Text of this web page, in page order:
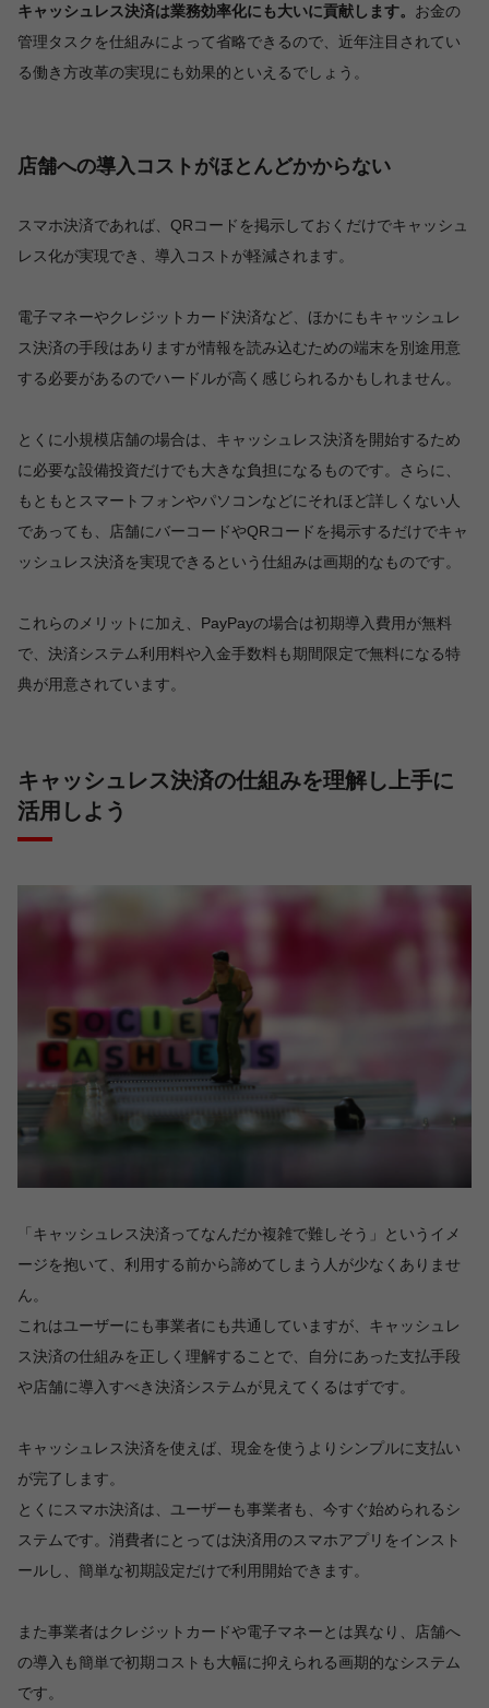
キャッシュレス決済は業務効率化にも大いに貢献します。 お金の
管理タスクを仕組みによって省略できるので、近年注目されてい
る働き方改革の実現にも効果的といえるでしょう。
店舗への導入コストがほとんどかからない
スマホ決済であれば、QRコードを掲示しておくだけでキャッシュ
レス化が実現でき、導入コストが軽減されます。
電子マネーやクレジットカード決済など、ほかにもキャッシュレ
ス決済の手段はありますが情報を読み込むための端末を別途用意
する必要があるのでハードルが高く感じられるかもしれません。
とくに小規模店舗の場合は、キャッシュレス決済を開始するため
に必要な設備投資だけでも大きな負担になるものです。さらに、
もともとスマートフォンやパソコンなどにそれほど詳しくない人
であっても、店舗にバーコードやQRコードを掲示するだけでキャ
ッシュレス決済を実現できるという仕組みは画期的なものです。
これらのメリットに加え、PayPayの場合は初期導入費用が無料
で、決済システム利用料や入金手数料も期間限定で無料になる特
典が用意されています。
キャッシュレス決済の仕組みを理解し上手に
活用しよう
「キャッシュレス決済ってなんだか複雑で難しそう」というイメ
ージを抱いて、利用する前から諦めてしまう人が少なくありませ
ん。
これはユーザーにも事業者にも共通していますが、キャッシュレ
ス決済の仕組みを正しく理解することで、自分にあった支払手段
や店舗に導入すべき決済システムが見えてくるはずです。
キャッシュレス決済を使えば、現金を使うよりシンプルに支払い
が完了します。
とくにスマホ決済は、ユーザーも事業者も、今すぐ始められるシ
ステムです。消費者にとっては決済用のスマホアプリをインスト
ールし、簡単な初期設定だけで利用開始できます。
また事業者はクレジットカードや電子マネーとは異なり、店舗へ
の導入も簡単で初期コストも大幅に抑えられる画期的なシステム
です。